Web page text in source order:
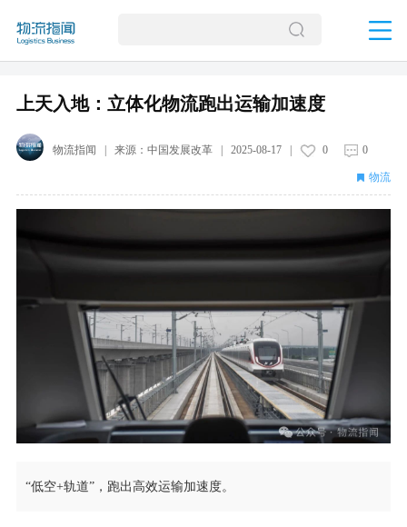
上天入地：立体化物流跑出运输加速度
物流指闻 | 来源： 中国发展改革| 2025-08-17| 0 0
物流
“低空+轨道”，跑出高效运输加速度。